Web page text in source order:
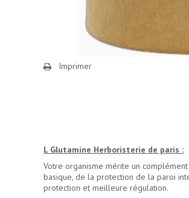
Imprimer
L Glutamine Herboristerie de paris :
Votre organisme mérite un
basique, de la protection de la paroi
protection et meilleure régulation.